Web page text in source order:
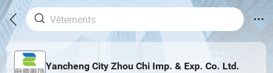
Yancheng City Zhou Chi Imp. & Exp. Co. Ltd.